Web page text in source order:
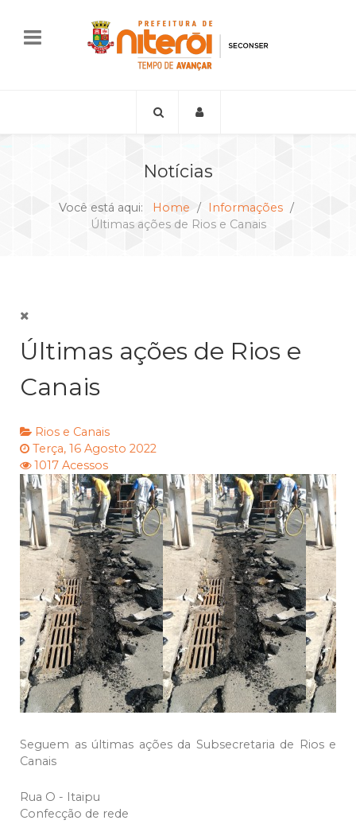
Notícias
Você está aqui: Home
Informações
Últimas ações de Rios e Canais
Últimas ações de Rios e
Canais
Rios e Canais
Terça, 16 Agosto 2022
1017 Acessos
Seguem as últimas ações da Subsecretaria de Rios e
Canais
Rua O - Itaipu
Confecção de rede